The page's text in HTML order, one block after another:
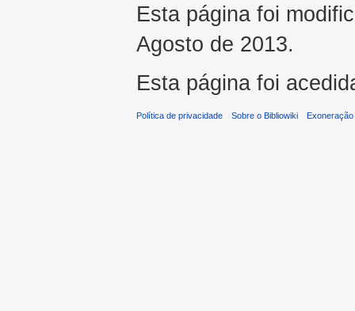
Esta página foi
Agosto de 2013.
Esta página foi
Política de privacidade Sobre o Bibliowiki